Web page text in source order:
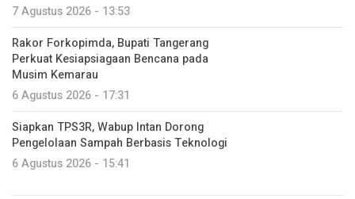
7 Agustus 2026 - 13:53
Rakor Forkopimda, Bupati Tangerang
Perkuat Kesiapsiagaan Bencana pada
Musim Kemarau
6 Agustus 2026 - 17:31
Siapkan TPS3R, Wabup Intan Dorong
Pengelolaan Sampah Berbasis Teknologi
6 Agustus 2026 - 15:41